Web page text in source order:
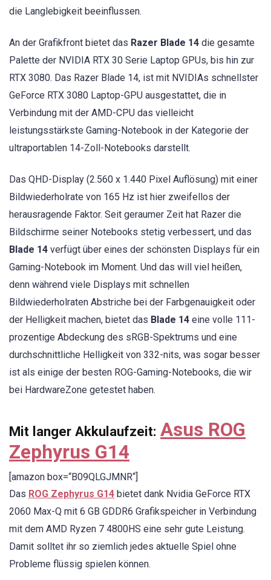
die Langlebigkeit beeinflussen.
An der Grafikfront bietet das Razer Blade 14 die gesamte
Palette der NVIDIA RTX 30 Serie Laptop GPUs, bis hin zur
RTX 3080. Das Razer Blade 14, ist mit NVIDIAs schnellster
GeForce RTX 3080 Laptop-GPU ausgestattet, die in
Verbindung mit der AMD-CPU das vielleicht
leistungsstärkste Gaming-Notebook in der Kategorie der
ultraportablen 14-Zoll-Notebooks darstellt.
Das QHD-Display (2.560 x 1.440 Pixel Auflösung) mit einer
Bildwiederholrate von 165 Hz ist hier zweifellos der
herausragende Faktor. Seit geraumer Zeit hat Razer die
Bildschirme seiner Notebooks stetig verbessert, und das
Blade 14 verfügt über eines der schönsten Displays für ein
Gaming-Notebook im Moment. Und das will viel heißen,
denn während viele Displays mit schnellen
Bildwiederholraten Abstriche bei der Farbgenauigkeit oder
der Helligkeit machen, bietet das Blade 14 eine volle 111-
prozentige Abdeckung des sRGB-Spektrums und eine
durchschnittliche Helligkeit von 332-nits, was sogar besser
ist als einige der besten ROG-Gaming-Notebooks, die wir
bei HardwareZone getestet haben.
Mit langer Akkulaufzeit: Asus ROG
Zephyrus G14
[amazon box=“B09QLGJMNR“]
Das ROG Zephyrus G14 bietet dank Nvidia GeForce RTX
2060 Max-Q mit 6 GB GDDR6 Grafikspeicher in Verbindung
mit dem AMD Ryzen 7 4800HS eine sehr gute Leistung.
Damit solltet ihr so ziemlich jedes aktuelle Spiel ohne
Probleme flüssig spielen können.